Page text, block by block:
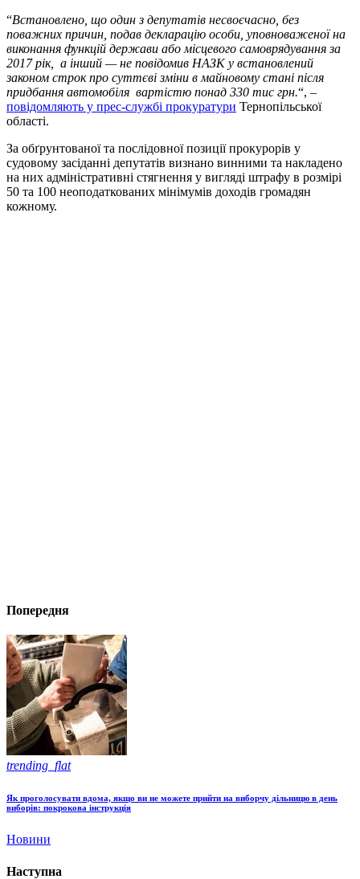
“Встановлено, що один з депутатів несвоєчасно, без
поважних причин, подав декларацію особи, уповноваженої на
виконання функцій держави або місцевого самоврядування за
2017 рік, а інший — не повідомив НАЗК у встановлений
законом строк про суттєві зміни в майновому стані після
придбання автомобіля вартістю понад 330 тис грн.“, –
повідомляють у прес-службі прокуратури Тернопільської
області.
За обґрунтованої та послідовної позиції прокурорів у
судовому засіданні депутатів визнано винними та накладено
на них адміністративні стягнення у вигляді штрафу в розмірі
50 та 100 неоподаткованих мінімумів доходів громадян
кожному.
Попередня
trending_flat
Як проголосувати вдома, якщо ви не можете прийти на виборчу дільницю в день
виборів: покрокова інструкція
Новини
Наступна